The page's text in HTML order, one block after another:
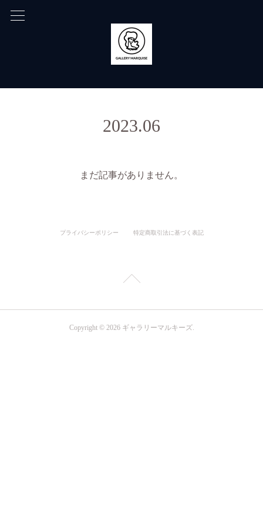
2023.06
まだ記事がありません。
プライバシーポリシー 特定商取引法に基づく表記
Copyright © 2026 ギャラリーマルキーズ.